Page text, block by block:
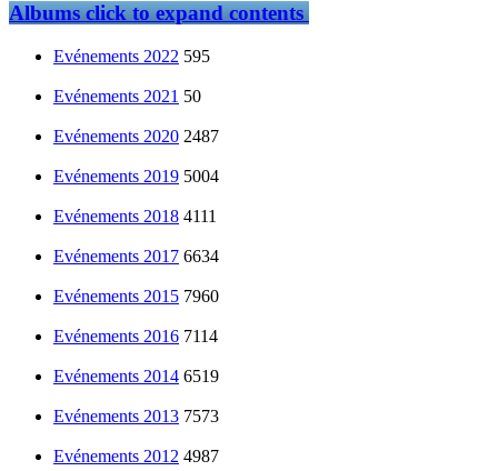
Albumsclick to expand contents
Evénements 2022 595
Evénements 2021 50
Evénements 2020 2487
Evénements 2019 5004
Evénements 2018 4111
Evénements 2017 6634
Evénements 2015 7960
Evénements 2016 7114
Evénements 2014 6519
Evénements 2013 7573
Evénements 2012 4987